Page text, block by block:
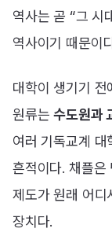
역사는 곧 “그 시
역사이기 때문이
대학이 생기기 전
원류는수도원과
여러 기독교계 대
흔적이다. 채플은
제도가 원래 어디
장치다.